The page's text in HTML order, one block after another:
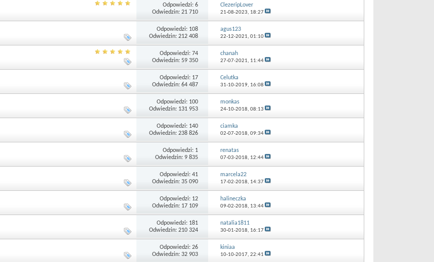
Odpowiedzi: 6
Odwiedzin: 21 710
ClezeripLover
21-08-2023, 18:27
Odpowiedzi: 108
Odwiedzin: 212 408
agus123
22-12-2021, 01:10
Odpowiedzi: 74
Odwiedzin: 59 350
chanah
27-07-2021, 11:44
Odpowiedzi: 17
Odwiedzin: 64 487
Celutka
31-10-2019, 16:08
Odpowiedzi: 100
Odwiedzin: 131 953
monkas
24-10-2018, 08:13
Odpowiedzi: 140
Odwiedzin: 238 826
ciamka
02-07-2018, 09:34
Odpowiedzi: 1
Odwiedzin: 9 835
renatas
07-03-2018, 12:44
Odpowiedzi: 41
Odwiedzin: 35 090
marcela22
17-02-2018, 14:37
Odpowiedzi: 12
Odwiedzin: 17 109
halineczka
09-02-2018, 13:44
Odpowiedzi: 181
Odwiedzin: 210 324
natalia1811
30-01-2018, 16:17
Odpowiedzi: 26
Odwiedzin: 32 903
kiniaa
10-10-2017, 22:41